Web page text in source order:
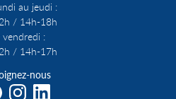
au jeudi :
/ 14h-18h
vendredi :
/ 14h-17h
nous